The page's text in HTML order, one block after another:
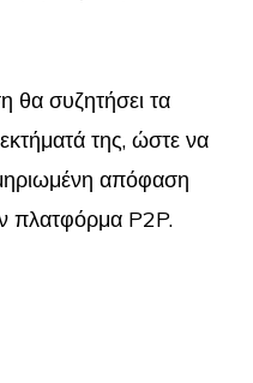
θα συζητήσει τα
της, ώστε να
απόφαση
πλατφόρμα P2P.